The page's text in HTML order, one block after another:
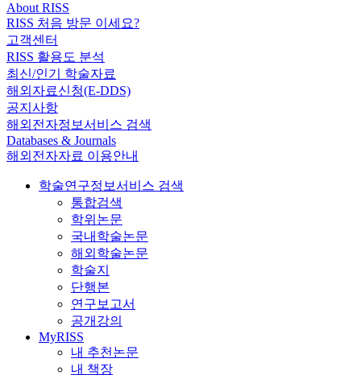
About RISS
RISS 처음 방문 이세요?
고객센터
RISS 활용도 분석
최신/인기 학술자료
해외자료신청(E-DDS)
공지사항
해외전자정보서비스 검색
Databases & Journals
해외전자자료 이용안내
학술연구정보서비스 검색
통합검색
학위논문
국내학술논문
해외학술논문
학술지
단행본
연구보고서
공개강의
MyRISS
내 추천논문
내 책장